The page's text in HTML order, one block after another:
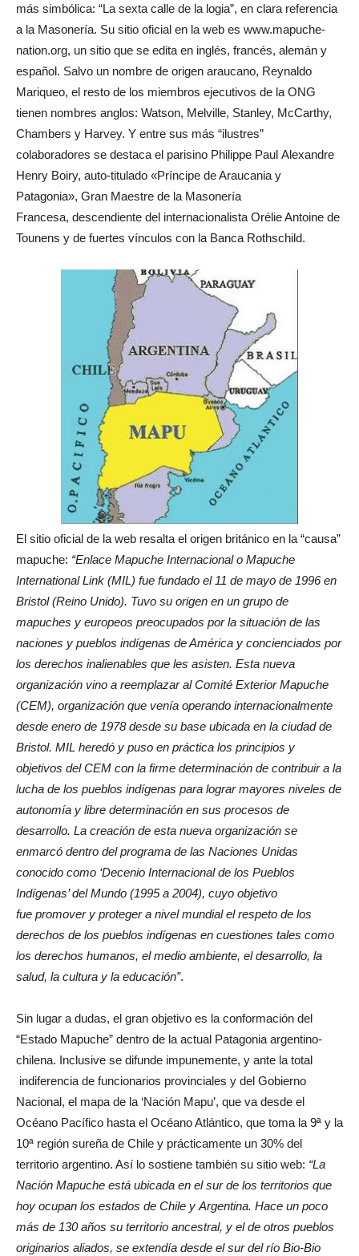
más simbólica: “La sexta calle de la logia”, en clara referencia
a la Masonería. Su sitio oficial en la web es www.mapuche-
nation.org, un sitio que se edita en inglés, francés, alemán y
español. Salvo un nombre de origen araucano, Reynaldo
Mariqueo, el resto de los miembros ejecutivos de la ONG
tienen nombres anglos: Watson, Melville, Stanley, McCarthy,
Chambers y Harvey. Y entre sus más “ilustres”
colaboradores se destaca el parisino Philippe Paul Alexandre
Henry Boiry, auto-titulado «Príncipe de Araucania y
Patagonia», Gran Maestre de la Masonería
Francesa, descendiente del internacionalista Orélie Antoine de
Tounens y de fuertes vínculos con la Banca Rothschild.
El sitio oficial de la web resalta el origen británico en la “causa”
mapuche: “Enlace Mapuche Internacional o Mapuche
International Link (MIL) fue fundado el 11 de mayo de 1996 en
Bristol (Reino Unido). Tuvo su origen en un grupo de
mapuches y europeos preocupados por la situación de las
naciones y pueblos indígenas de América y concienciados por
los derechos inalienables que les asisten. Esta nueva
organización vino a reemplazar al Comité Exterior Mapuche
(CEM), organización que venía operando internacionalmente
desde enero de 1978 desde su base ubicada en la ciudad de
Bristol. MIL heredó y puso en práctica los principios y
objetivos del CEM con la firme determinación de contribuir a la
lucha de los pueblos indígenas para lograr mayores niveles de
autonomía y libre determinación en sus procesos de
desarrollo. La creación de esta nueva organización se
enmarcó dentro del programa de las Naciones Unidas
conocido como ‘Decenio Internacional de los Pueblos
Indígenas’ del Mundo (1995 a 2004), cuyo objetivo
fue promover y proteger a nivel mundial el respeto de los
derechos de los pueblos indígenas en cuestiones tales como
los derechos humanos, el medio ambiente, el desarrollo, la
salud, la cultura y la educación”.
Sin lugar a dudas, el gran objetivo es la conformación del
“Estado Mapuche” dentro de la actual Patagonia argentino-
chilena. Inclusive se difunde impunemente, y ante la total
indiferencia de funcionarios provinciales y del Gobierno
Nacional, el mapa de la ‘Nación Mapu’, que va desde el
Océano Pacífico hasta el Océano Atlántico, que toma la 9ª y la
10ª región sureña de Chile y prácticamente un 30% del
territorio argentino. Así lo sostiene también su sitio web: “La
Nación Mapuche está ubicada en el sur de los territorios que
hoy ocupan los estados de Chile y Argentina. Hace un poco
más de 130 años su territorio ancestral, y el de otros pueblos
originarios aliados, se extendía desde el sur del río Bio-Bio